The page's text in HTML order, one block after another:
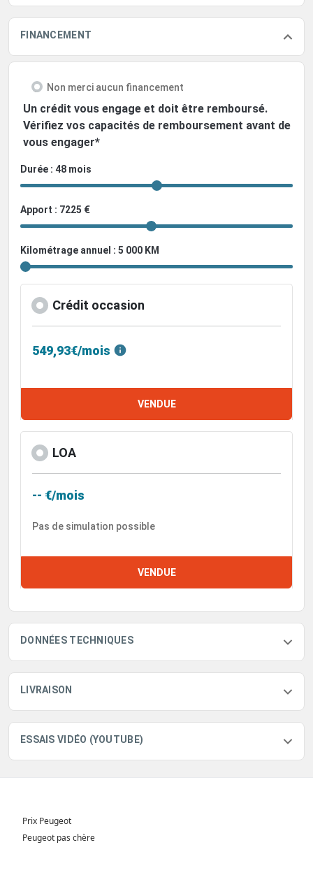
FINANCEMENT
Non merci aucun financement
Un crédit vous engage et doit être remboursé.
Vérifiez vos capacités de remboursement avant de
vous engager*
Durée : 48 mois
Apport : 7225 €
Kilométrage annuel : 5 000 KM
Crédit occasion
549,93€/mois
VENDUE
LOA
-- €/mois
Pas de simulation possible
VENDUE
DONNÉES TECHNIQUES
LIVRAISON
ESSAIS VIDÉO (YOUTUBE)
Prix Peugeot
Peugeot pas chère